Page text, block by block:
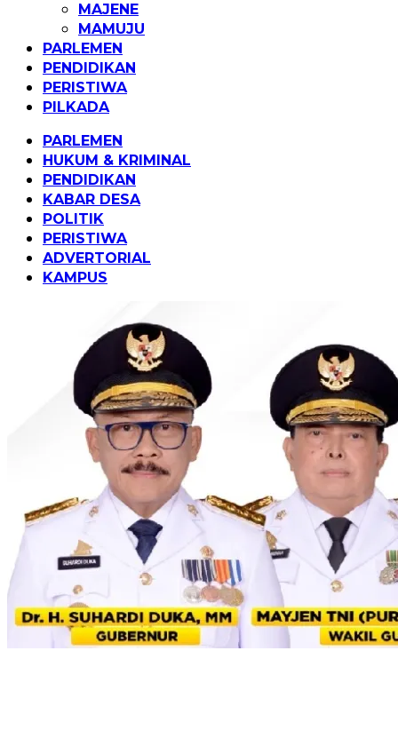
MAJENE
MAMUJU
PARLEMEN
PENDIDIKAN
PERISTIWA
PILKADA
PARLEMEN
HUKUM & KRIMINAL
PENDIDIKAN
KABAR DESA
POLITIK
PERISTIWA
ADVERTORIAL
KAMPUS